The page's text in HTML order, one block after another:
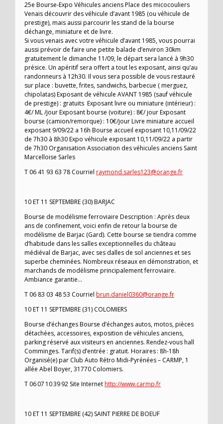
25e Bourse-Expo Véhicules anciens Place des micocouliers
Venais découvrir des véhicule d’avant 1985 (ou véhicule de
prestige), mais aussi parcourir les stand de la bourse
déchange, miniature et de livre.
Si vous venais avec votre véhicule d’avant 1985, vous pourrai
aussi prévoir de faire une petite balade d’environ 30km
gratuitement le dimanche 11/09, le départ sera lancé à 9h30
présice. Un apéritif sera offert a tout les exposant, ainsi qu’au
randonneurs à 12h30. Il vous sera possible de vous restauré
sur place : buvette, frites, sandwichs, barbecue ( merguez,
chipolatas) Exposant de véhicule AVANT 1985 (sauf véhicule
de prestige) : gratuits Exposant livre ou miniature (intérieur) :
4€/ ML /jour Exposant bourse (voiture) : 8€/ jour Exposant
bourse (camion/remorque) : 10€/jour Livre miniature accueil
exposant 9/09/22 a 16h Bourse accueil exposant 10,11/09/22
de 7h30 à 8h30 Expo véhicule exposant 10,11/09/22 a partir
de 7h30 Organisation Association des véhicules anciens Saint
Marcelloise Sarles
T 06 41 93 63 78 Courriel raymond.sarles123@orange.fr
10 ET 11 SEPTEMBRE (30) BARJAC
Bourse de modélisme ferroviaire Description : Après deux
ans de confinement, voici enfin de retour la bourse de
modélisme de Barjac (Gard). Cette bourse se tiendra comme
d’habitude dans les salles exceptionnelles du château
médiéval de Barjac, avec ses dalles de sol anciennes et ses
superbe cheminées. Nombreux réseaux en démonstration, et
marchands de modélisme principalement ferroviaire.
Ambiance garantie…
T 06 83 03 48 53 Courriel brun.daniel0360@orange.fr
10 ET 11 SEPTEMBRE (31) COLOMIERS
Bourse d’échanges Bourse d’échanges autos, motos, pièces
détachées, accessoires, exposition de véhicules anciens,
parking réservé aux visiteurs en anciennes. Rendez-vous hall
Comminges. Tarif(s) d’entrée : gratuit. Horaires : 8h-18h
Organisé(e) par Club Auto Rétro Midi-Pyrénées – CARMP, 1
allée Abel Boyer, 31770 Colomiers.
T 06 07 10 39 92 Site Internethttp://www.carmp.fr
10 ET 11 SEPTEMBRE (42) SAINT PIERRE DE BOEUF